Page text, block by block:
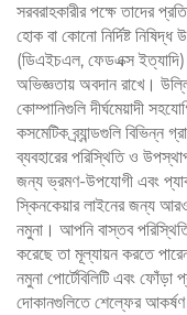
সরবরাহকারীর পক্ষে তাদের
হোক বা কোনো নির্দিষ্ট
(ডিএইচএল, ফেডএক্স
অভিজ্ঞতায় অবদান রাখে।
কোম্পানিগুলি দীর্ঘমেয়াদী
কসমেটিক ব্র্যান্ডগুলি বিভিন্ন
ব্যবহারের পরিস্থিতি ও
জন্য ভ্রমণ-উপযোগী এবং
স্কিনকেয়ার লাইনের জন্য
নমুনা। আপনি বাস্তব
করেছে তা মূল্যায়ন করতে
নমুনা পোর্টেবিলিটি এবং
দোকানগুলিতে শেল্ফের